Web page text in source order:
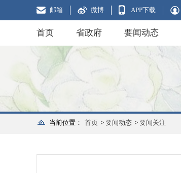
邮箱 微博 APP下载
首页 省政府 要闻动态
当前位置： 首页 > 要闻动态 > 要闻关注